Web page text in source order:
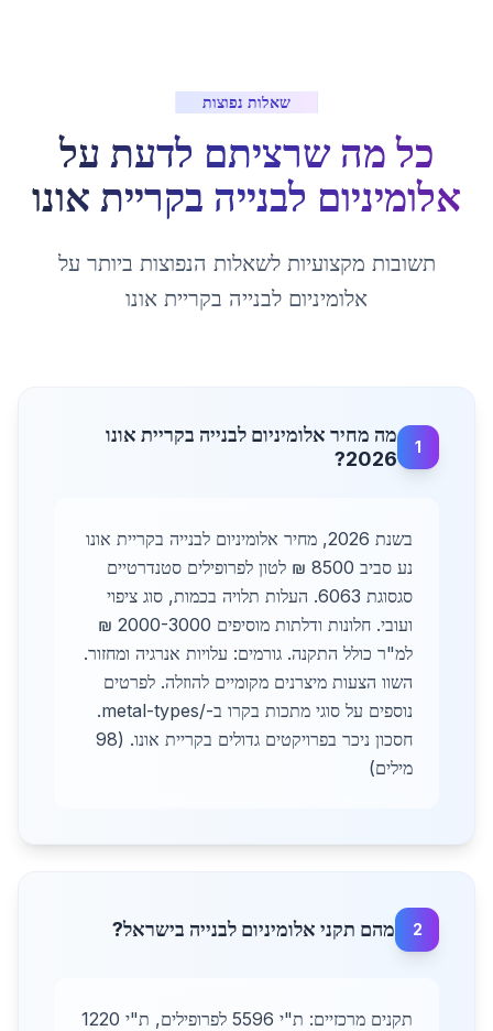
שאלות נפוצות
כל מה שרציתם לדעת על
אלומיניום לבנייה בקריית אונו
תשובות מקצועיות לשאלות הנפוצות ביותר על
אלומיניום לבנייה בקריית אונו
1
מה מחיר אלומיניום לבנייה בקריית אונו
2026?
בשנת 2026, מחיר אלומיניום לבנייה בקריית אונו
נע סביב 8500 ₪ לטון לפרופילים סטנדרטיים
סגסוגת 6063. העלות תלויה בכמות, סוג ציפוי
ועובי. חלונות ודלתות מוסיפים 2000-3000 ₪
למ"ר כולל התקנה. גורמים: עלויות אנרגיה ומחזור.
השוו הצעות מיצרנים מקומיים להוזלה. לפרטים
נוספים על סוגי מתכות בקרו ב-/metal-types.
חסכון ניכר בפרויקטים גדולים בקריית אונו. (98
מילים)
2 מהם תקני אלומיניום לבנייה בישראל?
תקנים מרכזיים: ת"י 5596 לפרופילים, ת"י 1220